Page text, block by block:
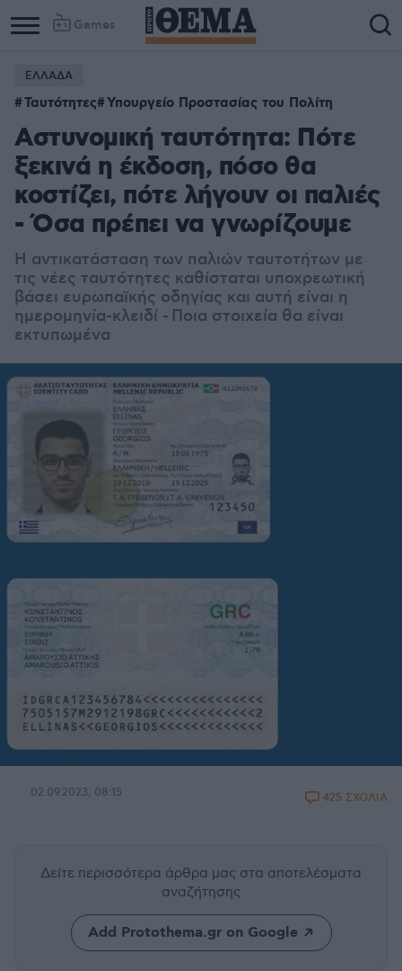
Games
ΕΛΛΑΔΑ
Ταυτότητες Υπουργείο Προστασίας του Πολίτη
Αστυνομική ταυτότητα: Πότε
ξεκινά η έκδοση, πόσο θα
κοστίζει, πότε λήγουν οι παλιές
- Όσα πρέπει να γνωρίζουμε
Η αντικατάσταση των παλιών ταυτοτήτων με
τις νέες ταυτότητες καθίσταται υποχρεωτική
βάσει ευρωπαϊκής οδηγίας και αυτή είναι η
ημερομηνία-κλειδί - Ποια στοιχεία θα είναι
εκτυπωμένα
02.09.2023, 08:15 425 ΣΧΟΛΙΑ
Δείτε περισσότερα άρθρα μας στα αποτελέσματα
αναζήτησης
Add Protothema.gr on Google